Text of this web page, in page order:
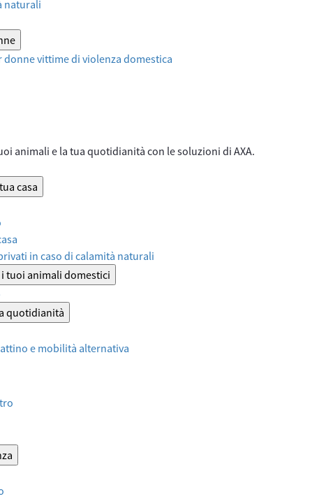
naturali
donne vittime di violenza domestica
animali e la tua quotidianità con le soluzioni di AXA.
casa
in caso di calamità naturali
i tuoi animali domestici
quotidianità
e mobilità alternativa